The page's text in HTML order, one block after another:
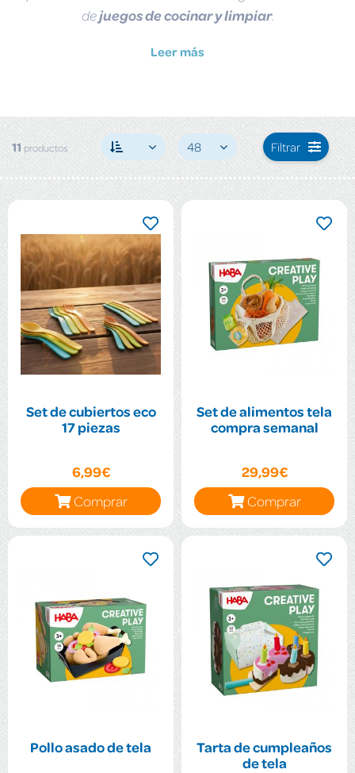
dejuegos de cocinar y limpiar.
Leer más
11 productos 48 Filtrar
Set de cubiertos eco
17 piezas
6,99€
Comprar
Set de alimentos tela
compra semanal
29,99€
Comprar
Pollo asado de tela
Tarta de cumpleaños
de tela